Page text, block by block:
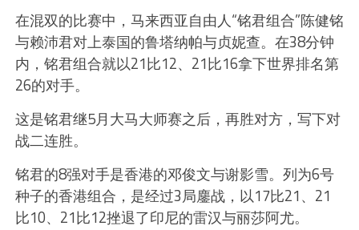
在混双的比赛中，马来西亚自由人“铭君组合”陈健铭
与赖沛君对上泰国的鲁塔纳帕与贞妮查。在38分钟
内，铭君组合就以21比12、21比16拿下世界排名第
26的对手。
这是铭君继5月大马大师赛之后，再胜对方，写下对
战二连胜。
铭君的8强对手是香港的邓俊文与谢影雪。列为6号
种子的香港组合，是经过3局鏖战，以17比21、21
比10、21比12挫退了印尼的雷汉与丽莎阿尤。